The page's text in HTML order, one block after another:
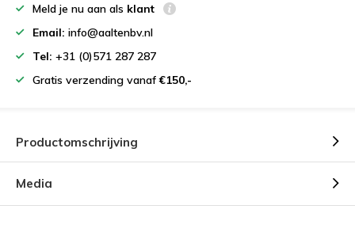
Meld je nu aan als klant
Email: info@aaltenbv.nl
Tel: +31 (0)571 287 287
Gratis verzending vanaf€150,-
Productomschrijving
Media